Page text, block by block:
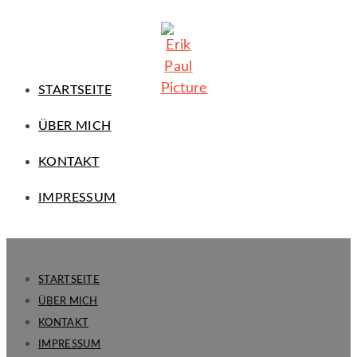
STARTSEITE
ÜBER MICH
KONTAKT
IMPRESSUM
STARTSEITE
ÜBER MICH
KONTAKT
IMPRESSUM